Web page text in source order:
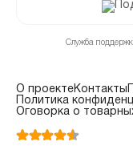
Служба
О проектеКонтакты
Политика
Оговорка о